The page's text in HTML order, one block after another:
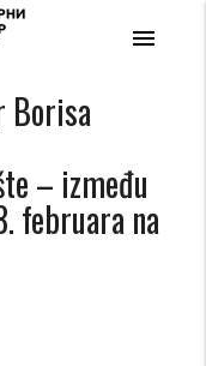
menu
Borisa
– između
februara na